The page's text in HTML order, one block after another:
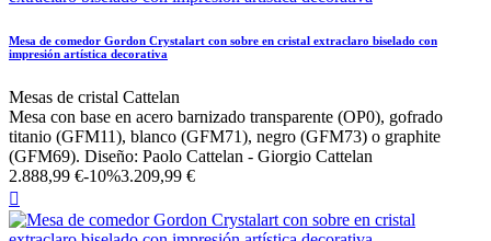
Mesa de comedor Gordon Crystalart con sobre en cristal extraclaro biselado con
impresión artística decorativa
Mesas de cristal Cattelan
Mesa con base en acero barnizado transparente (OP0), gofrado
titanio (GFM11), blanco (GFM71), negro (GFM73) o graphite
(GFM69). Diseño: Paolo Cattelan - Giorgio Cattelan
2.888,99 €-10%3.209,99 €
